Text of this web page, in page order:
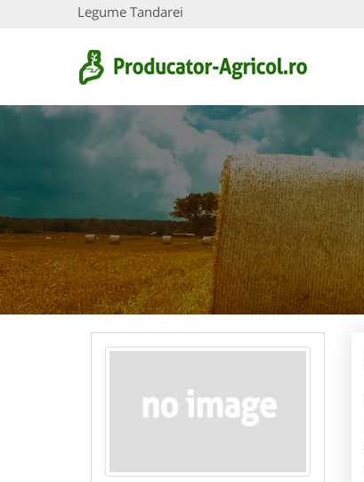
Legume Tandarei